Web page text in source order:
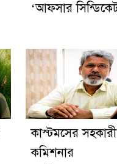
‘আফসার
কাস্টমসের সহকারী
কমিশনার